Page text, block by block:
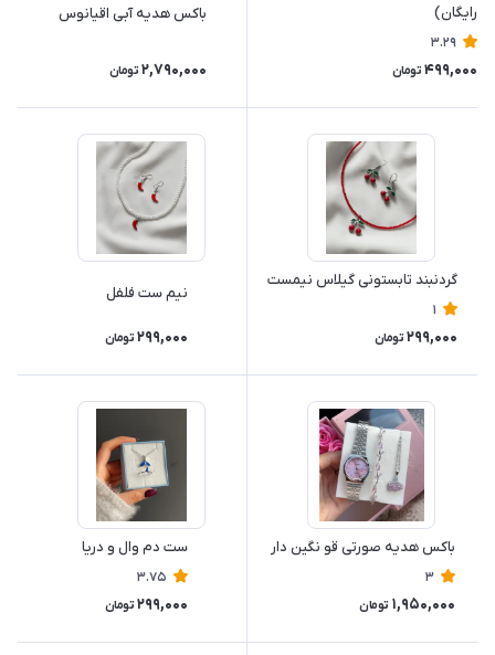
رایگان)
3.29
499,000 تومان
باکس هدیه آبی اقیانوس
2,790,000 تومان
گردنبند تابستونی گیلاس نیمست
1
299,000 تومان
نیم ست فلفل
299,000 تومان
باکس هدیه صورتی قو نگین دار
3
1,950,000 تومان
ست دم وال و دریا
3.75
299,000 تومان